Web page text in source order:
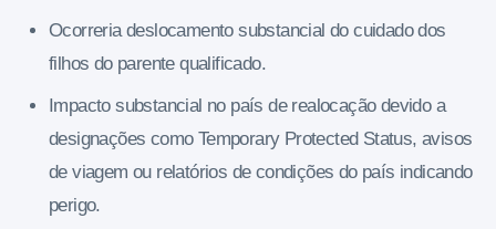
Ocorreria deslocamento substancial do cuidado dos
filhos do parente qualificado.
Impacto substancial no país de realocação devido a
designações como Temporary Protected Status, avisos
de viagem ou relatórios de condições do país indicando
perigo.